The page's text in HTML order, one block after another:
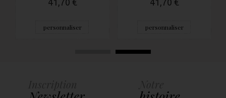
41,70 €
personnaliser
41,70 €
personnaliser